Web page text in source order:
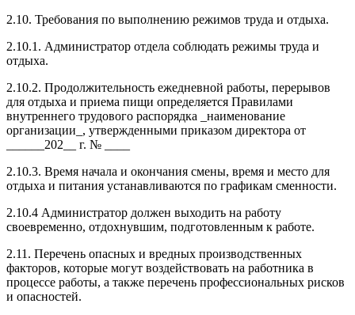
2.10. Требования по выполнению режимов труда и отдыха.
2.10.1. Администратор отдела соблюдать режимы труда и
отдыха.
2.10.2. Продолжительность ежедневной работы, перерывов
для отдыха и приема пищи определяется Правилами
внутреннего трудового распорядка _наименование
организации_, утвержденными приказом директора от
______202__ г. № ____
2.10.3. Время начала и окончания смены, время и место для
отдыха и питания устанавливаются по графикам сменности.
2.10.4 Администратор должен выходить на работу
своевременно, отдохнувшим, подготовленным к работе.
2.11. Перечень опасных и вредных производственных
факторов, которые могут воздействовать на работника в
процессе работы, а также перечень профессиональных рисков
и опасностей.